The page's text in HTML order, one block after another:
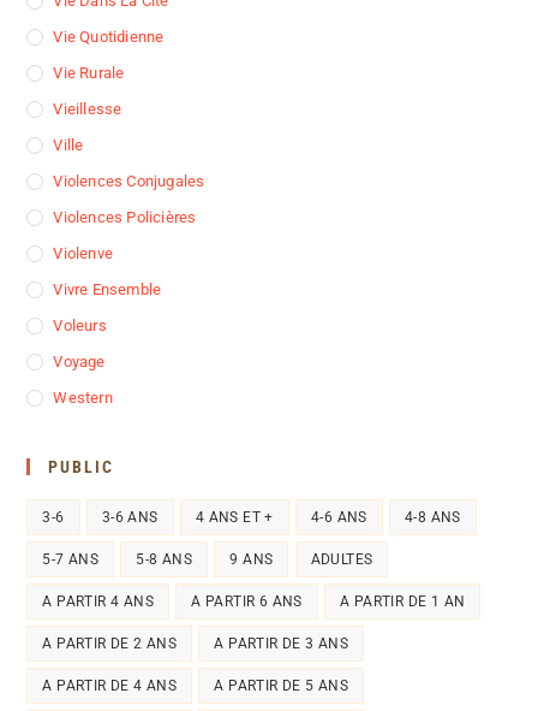
Vie Quotidienne
Vie Rurale
Vieillesse
Ville
Violences Conjugales
Violences Policières
Violenve
Vivre Ensemble
Voleurs
Voyage
Western
PUBLIC
3-6 3-6 ANS 4 ANS ET + 4-6 ANS 4-8 ANS
5-7 ANS 5-8 ANS 9 ANS ADULTES
A PARTIR 4 ANS A PARTIR 6 ANS A PARTIR DE 1 AN
A PARTIR DE 2 ANS A PARTIR DE 3 ANS
A PARTIR DE 4 ANS A PARTIR DE 5 ANS